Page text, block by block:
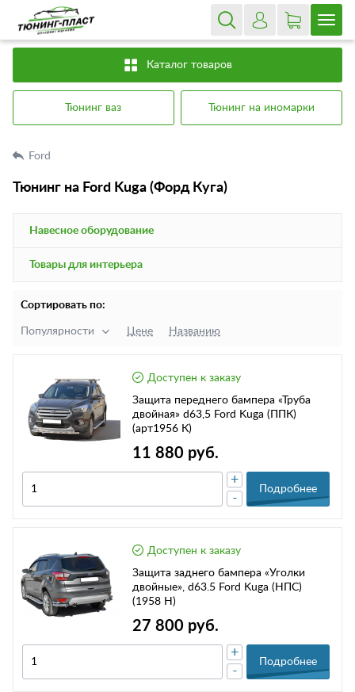
Каталог товаров
Тюнинг ваз Тюнинг на иномарки
Ford
Тюнинг на Ford Kuga (Форд Куга)
Навесное оборудование
Товары для интерьера
Сортировать по:
Популярности Цене Названию
Доступен к заказу
Защита переднего бампера «Труба
двойная» d63,5 Ford Kuga (ППК)
(арт1956 К)
11 880 руб.
-
+
Подробнее
Доступен к заказу
Защита заднего бампера «Уголки
двойные», d63.5 Ford Kuga (НПС)
(1958 H)
27 800 руб.
-
+
Подробнее